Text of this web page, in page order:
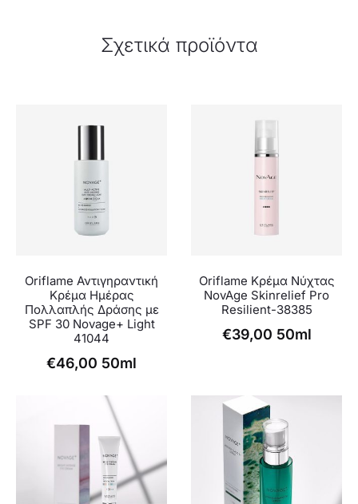
Σχετικά προϊόντα
Oriflame Αντιγηραντική
Κρέμα Ημέρας
Πολλαπλής Δράσης με
SPF 30 Novage+ Light
41044
€46,00 50ml
Oriflame Κρέμα Νύχτας
NovAge Skinrelief Pro
Resilient-38385
€39,00 50ml